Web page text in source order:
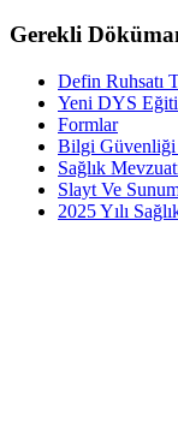
Gerekli
Defin Ruhsatı
Yeni DYS
Formlar
Bilgi Güvenliği
Sağlık
Slayt Ve
2025 Yılı